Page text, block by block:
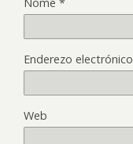
Enderezo electrónico
Web